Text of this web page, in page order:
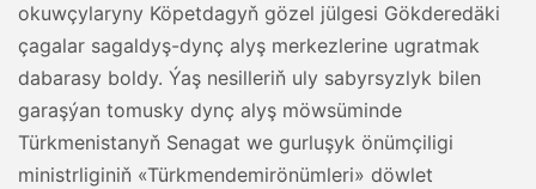
okuwçylaryny Köpetdagyň gözel jülgesi Gökderedäki
çagalar sagaldyş-dynç alyş merkezlerine ugratmak
dabarasy boldy. Ýaş nesilleriň uly sabyrsyzlyk bilen
garaşýan tomusky dynç alyş möwsüminde
Türkmenistanyň Senagat we gurluşyk önümçiligi
ministrliginiň «Türkmendemirönümleri» döwlet